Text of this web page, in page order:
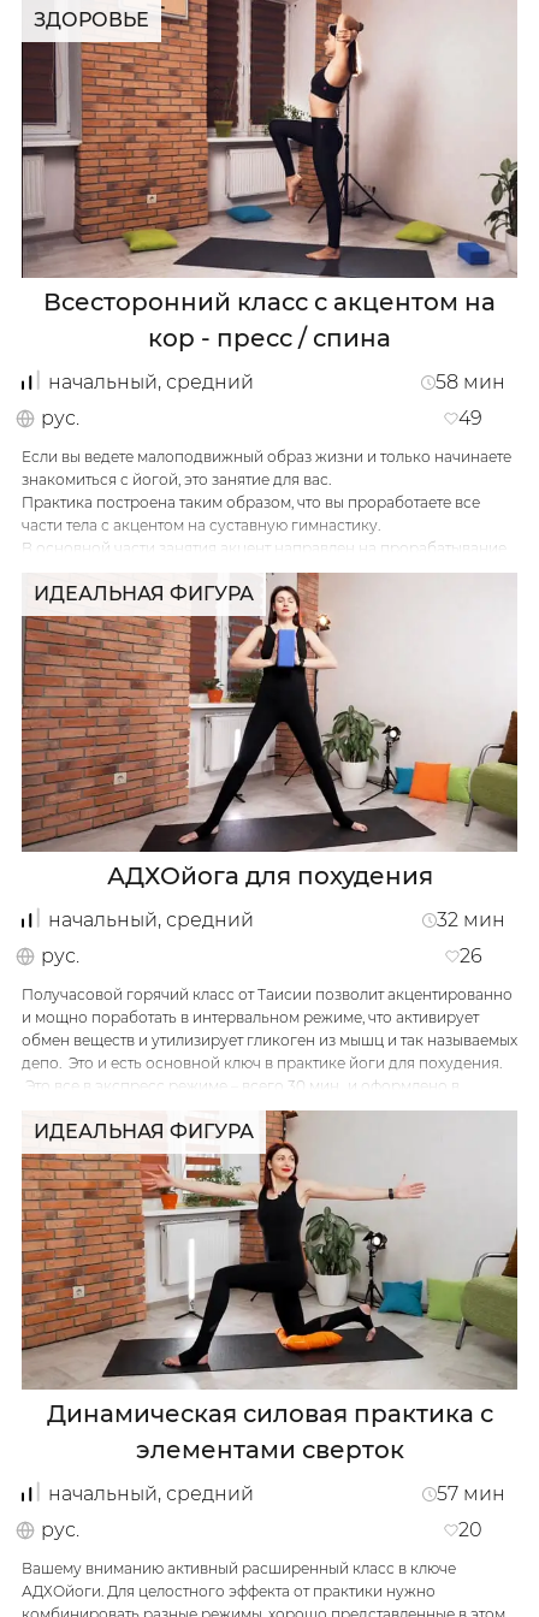
кабинет
/ Зарегистрируйся
Полноценное всестороннее занятие включает в себя
дыхательную разминку, укрепление мышц живота, работа в
режиме протокола «Табата», глубокое проработки мышц спины и
Шавасаны на конце занятия.
Важно помнить, что регулярные практики йоги укрепляют
иммунитет, улучшают общее самочувствие, помогают
восстановить физическую форму и положительно влияют на
настроение.
…
ЗДОРОВЬЕ
Всесторонний класс с акцентом на
кор - пресс / спина
начальный, средний 58 мин
49
рус.
Если вы ведете малоподвижный образ жизни и только начинаете
знакомиться с йогой, это занятие для вас.
Практика построена таким образом, что вы проработаете все
части тела с акцентом на суставную гимнастику.
В основной части занятия акцент направлен на прорабатывание
мышц спины и пресса, которые являются основой здоровья
позвоночника.
В рамках занятия подаются интересные последовательности
асан, которые с одной стороны достаточно просты для
большинства новичков, с другой стороны очень эффективные по
ожидаемых результатах.
…
ИДЕАЛЬНАЯ ФИГУРА
АДХОйога для похудения
начальный, средний 32 мин
26
рус.
Получасовой горячий класс от Таисии позволит акцентированно
и мощно поработать в интервальном режиме, что активирует
обмен веществ и утилизирует гликоген из мышц и так называемых
депо. Это и есть основной ключ в практике йоги для похудения.
Это все в экспресс режиме – всего 30 мин., и оформлено в
полноценный класс где есть как активация, так и компенсация в
асанах, а также релаксация. Получите огненную пользу!
Класс ориентирован на начальный\средний уровень подготовки,
однако начинающим нужно быть особенно осторожными.
Рекомендуем контролировать значения ЧСС во время работы и
не переходить предельные значения
…
ИДЕАЛЬНАЯ ФИГУРА
Динамическая силовая практика с
элементами сверток
начальный, средний 57 мин
20
рус.
Вашему вниманию активный расширенный класс в ключе
АДХОйоги. Для целостного эффекта от практики нужно
комбинировать разные режимы, хорошо представленные в этом